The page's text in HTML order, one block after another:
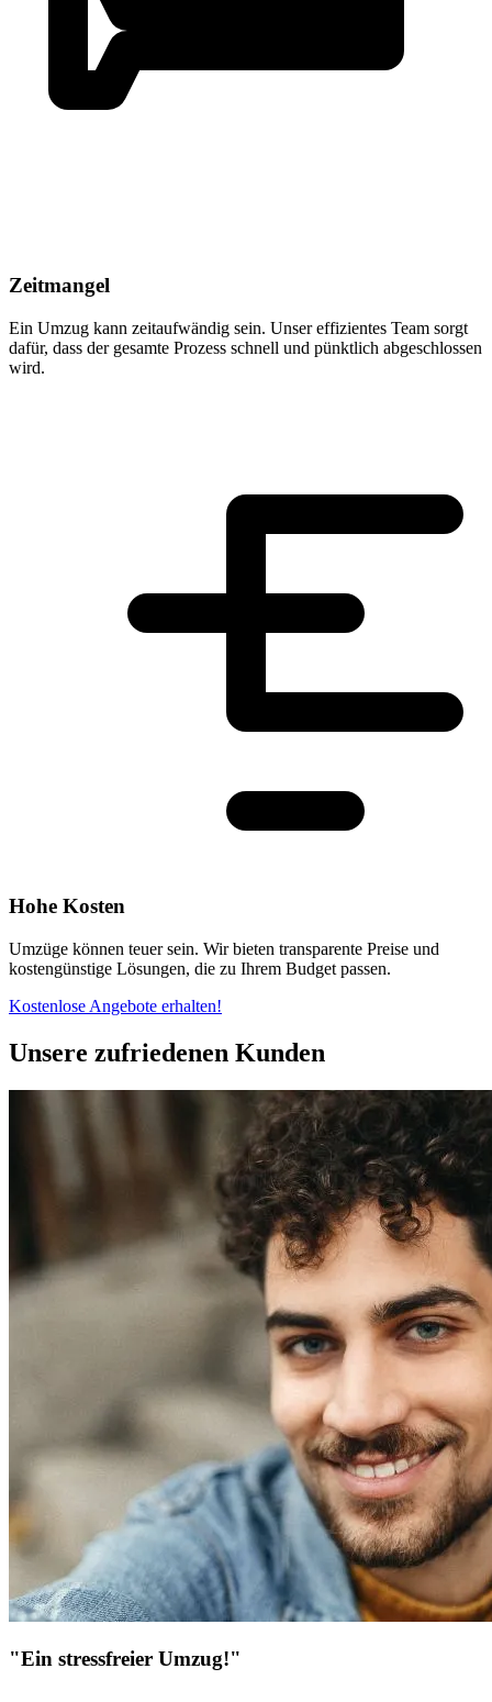
Zeitmangel
Ein Umzug kann zeitaufwändig sein. Unser effizientes Team sorgt
dafür, dass der gesamte Prozess schnell und pünktlich abgeschlossen
wird.
Hohe Kosten
Umzüge können teuer sein. Wir bieten transparente Preise und
kostengünstige Lösungen, die zu Ihrem Budget passen.
Kostenlose Angebote erhalten!
Unsere zufriedenen Kunden
"Ein stressfreier Umzug!"